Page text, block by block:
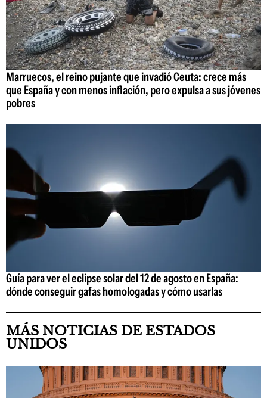
Marruecos, el reino pujante que invadió Ceuta: crece más
que España y con menos inflación, pero expulsa a sus jóvenes
pobres
Guía para ver el eclipse solar del 12 de agosto en España:
dónde conseguir gafas homologadas y cómo usarlas
MÁS NOTICIAS DE ESTADOS
UNIDOS